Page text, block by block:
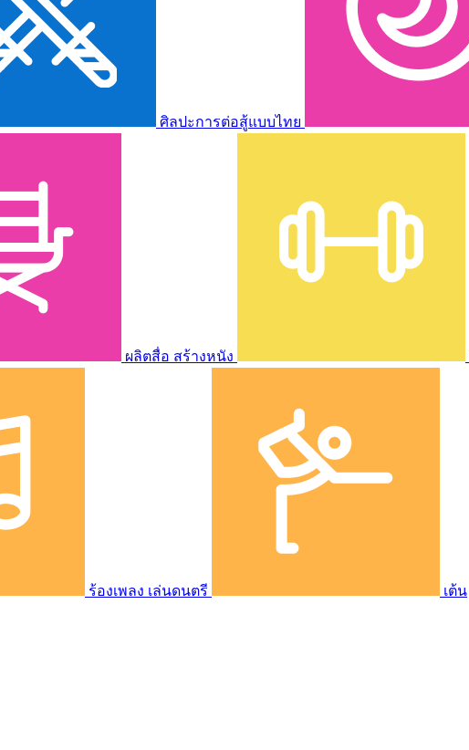
ศิลปะการต่อสู้แบบไทย
ผลิตสื่อ สร้างหนัง
ร้องเพลง เล่นดนตรี เต้น